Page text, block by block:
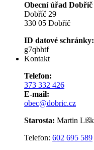
Obecní úřad Dobříč
Dobříč 29
330 05 Dobříč
ID datové schránky:
g7qbhtf
Kontakt
Telefon:
373 332 426
E-mail:
obec@dobric.cz
Starosta: Martin
Telefon: 602 695 589